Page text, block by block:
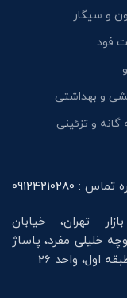
و سیگار
فود
و بهداشتی
و تزئینی
تماس : 09124210280
تهران، خیابان
خلیلی مفرد، پاساژ
اول، واحد 26